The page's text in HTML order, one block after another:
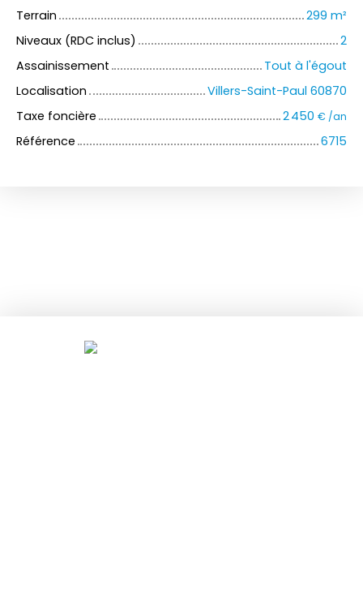
Terrain
299 m²
Niveaux (RDC inclus)
2
Assainissement
Tout à l'égout
Localisation
Villers-Saint-Paul 60870
Taxe foncière
2 450 € /an
Référence 6715